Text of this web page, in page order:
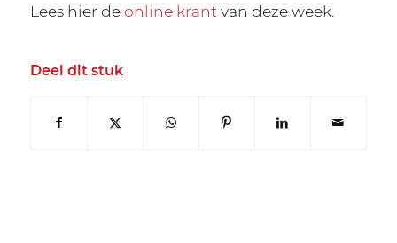
Lees hier deonline krant van deze week.
Deel dit stuk